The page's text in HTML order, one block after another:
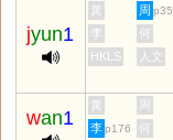
jyun1
黃 周 p35
李
何
HKLS
人文
wan1
黃 周
李 p176
何